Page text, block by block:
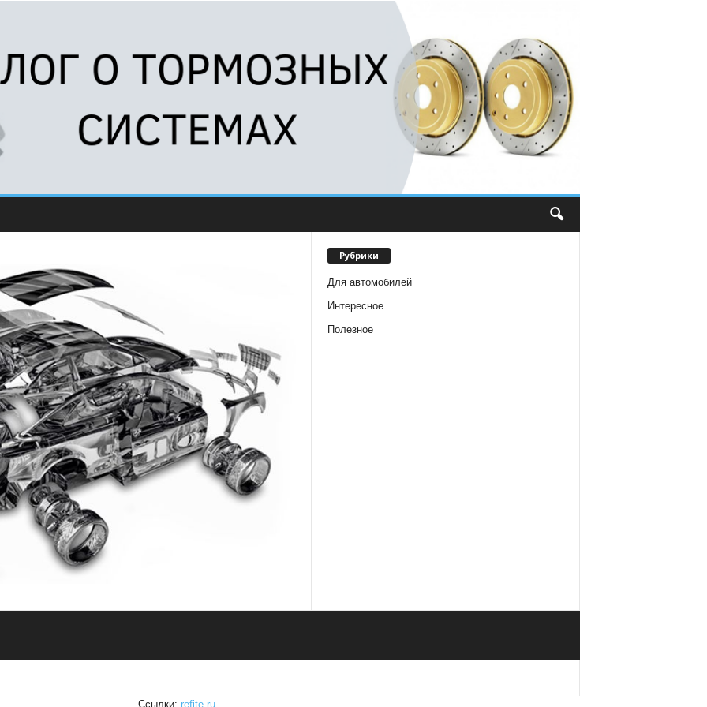
Рубрики
Для автомобилей
Интересное
Полезное
Ссылки: refite.ru